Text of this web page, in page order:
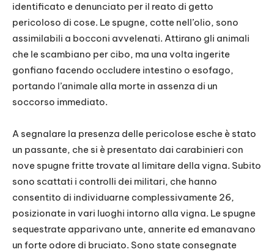
identificato e denunciato per il reato di getto
pericoloso di cose. Le spugne, cotte nell’olio, sono
assimilabili a bocconi avvelenati. Attirano gli animali
che le scambiano per cibo, ma una volta ingerite
gonfiano facendo occludere intestino o esofago,
portando l’animale alla morte in assenza di un
soccorso immediato.
A segnalare la presenza delle pericolose esche è stato
un passante, che si è presentato dai carabinieri con
nove spugne fritte trovate al limitare della vigna. Subito
sono scattati i controlli dei militari, che hanno
consentito di individuarne complessivamente 26,
posizionate in vari luoghi intorno alla vigna. Le spugne
sequestrate apparivano unte, annerite ed emanavano
un forte odore di bruciato. Sono state consegnate